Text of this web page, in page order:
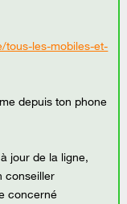
tous-les-mobiles-et-
depuis ton phone
jour de la ligne,
conseiller
concerné